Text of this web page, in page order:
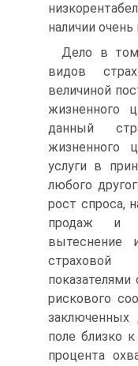
наличии
Дело в
видов
величиной
жизненного
данный
жизненного
услуги в
любого
рост спроса,
продаж и
вытеснение
страховой
показателями
рискового
заключенных
поле близко
процента